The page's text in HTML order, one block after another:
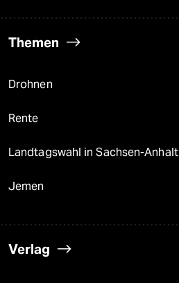
Themen
Drohnen
Rente
Landtagswahl in Sachsen-Anhalt
Jemen
Verlag